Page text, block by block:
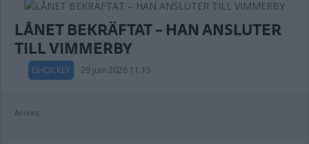
LÅNET BEKRÄFTAT – HAN ANSLUTER
TILL VIMMERBY
ISHOCKEY 29 juni 2026 11.15
Annons: